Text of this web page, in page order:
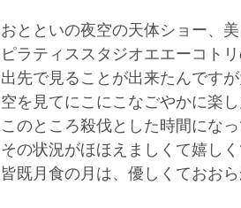
おとといの夜空の天体ショー、美
ピラティススタジオエエーコトリ
出先で見ることが出来たんです
空を見てにこにこなごやかに楽し
このところ殺伐とした時間になっ
その状況がほほえましくて嬉し
皆既月食の月は、優しくておお